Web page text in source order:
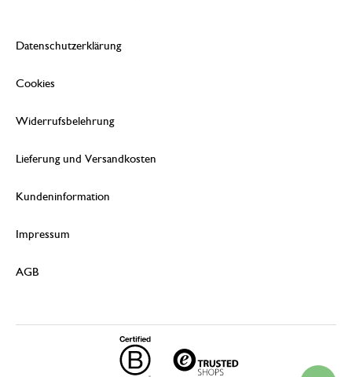
Datenschutzerklärung
Cookies
Widerrufsbelehrung
Lieferung und Versandkosten
Kundeninformation
Impressum
AGB